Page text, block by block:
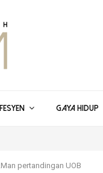
FESYEN GAYA HIDUP
pertandingan UOB